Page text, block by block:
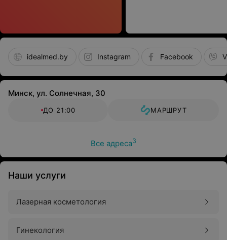
idealmed.by Instagram Facebook
Минск, ул. Солнечная, 30
ДО 21:00 МАРШРУТ
Все адреса3
Наши услуги
Лазерная косметология
Гинекология